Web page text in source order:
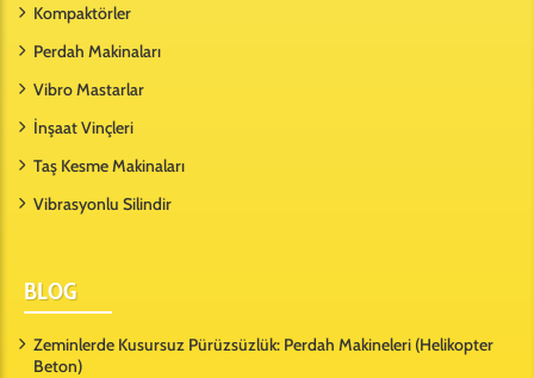
Kompaktörler
Perdah Makinaları
Vibro Mastarlar
İnşaat Vinçleri
Taş Kesme Makinaları
Vibrasyonlu Silindir
BLOG
Zeminlerde Kusursuz Pürüzsüzlük: Perdah Makineleri (Helikopter
Beton)